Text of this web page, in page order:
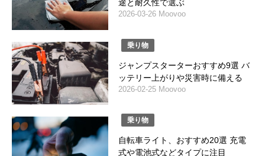
途と耐久性で選ぶ
2026-03-26 Moovoo
乗り物
ジャンプスターターおすすめ9選 バ
ッテリー上がりや災害時に備える
2026-02-25 Moovoo
乗り物
自転車ライト、おすすめ20選 充電
式や電池式などタイプに注目